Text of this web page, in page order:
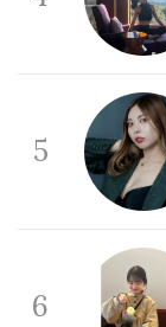
5
6